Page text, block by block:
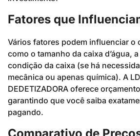
Fatores que
Vários fatores podem influenciar o
como o tamanho da caixa d’água,
condição da caixa (se há
mecânica ou apenas química). A
DEDETIZADORA oferece
garantindo que você saiba
pagando.